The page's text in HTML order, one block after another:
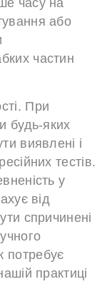
часу на
або
частин
При
будь-яких
виявлені і
тестів.
у
від
спричинені
потребує
практиці